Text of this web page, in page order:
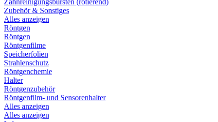
Zahnreinigungsbürsten (rotierend)
Zubehör & Sonstiges
Alles anzeigen
Röntgen
Röntgen
Röntgenfilme
Speicherfolien
Strahlenschutz
Röntgenchemie
Halter
Röntgenzubehör
Röntgenfilm- und Sensorenhalter
Alles anzeigen
Alles anzeigen